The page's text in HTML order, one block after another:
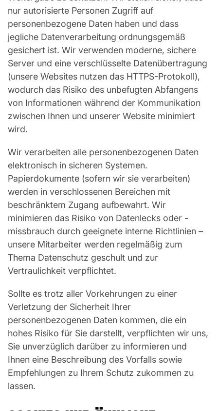
nur autorisierte Personen Zugriff auf
personenbezogene Daten haben und dass
jegliche Datenverarbeitung ordnungsgemäß
gesichert ist. Wir verwenden moderne, sichere
Server und eine verschlüsselte Datenübertragung
(unsere Websites nutzen das HTTPS-Protokoll),
wodurch das Risiko des unbefugten Abfangens
von Informationen während der Kommunikation
zwischen Ihnen und unserer Website minimiert
wird.
Wir verarbeiten alle personenbezogenen Daten
elektronisch in sicheren Systemen.
Papierdokumente (sofern wir sie verarbeiten)
werden in verschlossenen Bereichen mit
beschränktem Zugang aufbewahrt. Wir
minimieren das Risiko von Datenlecks oder -
missbrauch durch geeignete interne Richtlinien –
unsere Mitarbeiter werden regelmäßig zum
Thema Datenschutz geschult und zur
Vertraulichkeit verpflichtet.
Sollte es trotz aller Vorkehrungen zu einer
Verletzung der Sicherheit Ihrer
personenbezogenen Daten kommen, die ein
hohes Risiko für Sie darstellt, verpflichten wir uns,
Sie unverzüglich darüber zu informieren und
Ihnen eine Beschreibung des Vorfalls sowie
Empfehlungen zu Ihrem Schutz zukommen zu
lassen.